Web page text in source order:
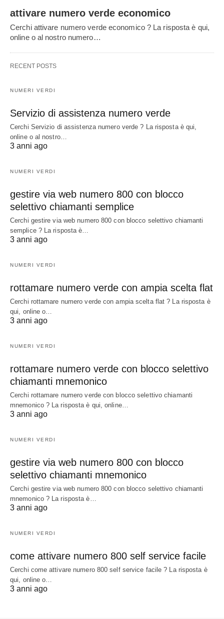
attivare numero verde economico
Cerchi attivare numero verde economico ? La risposta è qui,
online o al nostro numero…
RECENT POSTS
NUMERI VERDI
Servizio di assistenza numero verde
Cerchi Servizio di assistenza numero verde ? La risposta è qui,
online o al nostro…
3 anni ago
NUMERI VERDI
gestire via web numero 800 con blocco
selettivo chiamanti semplice
Cerchi gestire via web numero 800 con blocco selettivo chiamanti
semplice ? La risposta è…
3 anni ago
NUMERI VERDI
rottamare numero verde con ampia scelta flat
Cerchi rottamare numero verde con ampia scelta flat ? La risposta è
qui, online o…
3 anni ago
NUMERI VERDI
rottamare numero verde con blocco selettivo
chiamanti mnemonico
Cerchi rottamare numero verde con blocco selettivo chiamanti
mnemonico ? La risposta è qui, online…
3 anni ago
NUMERI VERDI
gestire via web numero 800 con blocco
selettivo chiamanti mnemonico
Cerchi gestire via web numero 800 con blocco selettivo chiamanti
mnemonico ? La risposta è…
3 anni ago
NUMERI VERDI
come attivare numero 800 self service facile
Cerchi come attivare numero 800 self service facile ? La risposta è
qui, online o…
3 anni ago